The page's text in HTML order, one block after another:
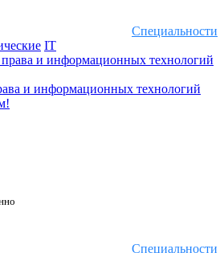
Специальности
IT
и информационных технологий
Специальности